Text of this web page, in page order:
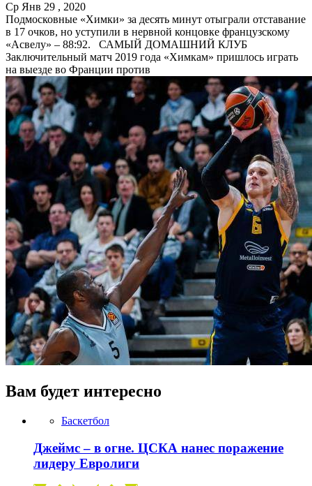
Ср Янв 29 , 2020
Подмосковные «Химки» за десять минут отыграли отставание
в 17 очков, но уступили в нервной концовке французскому
«Асвелу» – 88:92. САМЫЙ ДОМАШНИЙ КЛУБ
Заключительный матч 2019 года «Химкам» пришлось играть
на выезде во Франции против
Вам будет интересно
Баскетбол
Джеймс – в огне. ЦСКА нанес поражение
лидеру Евролиги